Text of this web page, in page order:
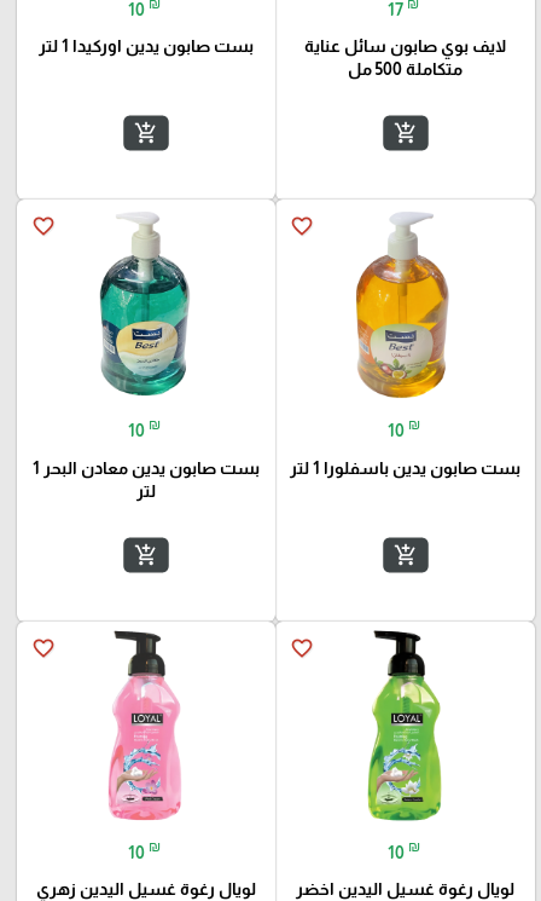
17
لايف بوي صابون سائل عناية
متكاملة 500 مل
add_shopping_cart
10
بست صابون يدين اوركيدا 1 لتر
add_shopping_cart
favorite_border
10 ₪
بست صابون يدين باسفلورا 1 لتر
add_shopping_cart
favorite_border
10 ₪
بست صابون يدين معادن البحر 1
لتر
add_shopping_cart
favorite_border
10 ₪
لويال رغوة غسيل اليدين اخضر
favorite_border
10 ₪
لويال رغوة غسيل اليدين زهري